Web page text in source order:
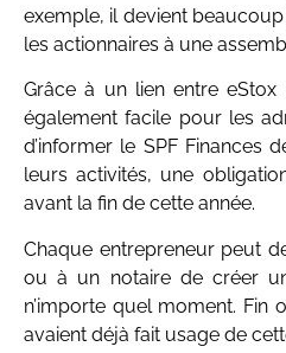
exemple, il devient
les actionnaires à une
Grâce à un lien entre
également facile pour les
d’informer le SPF Finances
leurs activités, une
avant la fin de cette année.
Chaque entrepreneur peut
ou à un notaire de créer
n’importe quel moment. Fin
avaient déjà fait usage de